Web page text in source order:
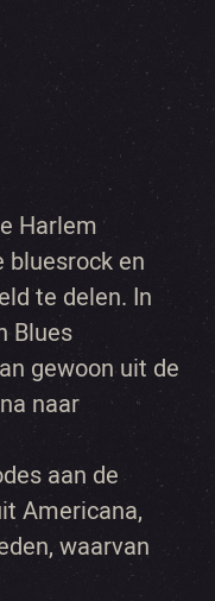
Harlem
bluesrock en
te delen. In
Blues
gewoon uit de
naar
aan de
Americana,
waarvan